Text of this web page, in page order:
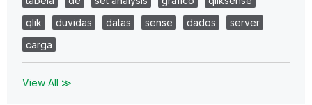
qlik
duvidas datas sense dados
server
carga
View All ≫